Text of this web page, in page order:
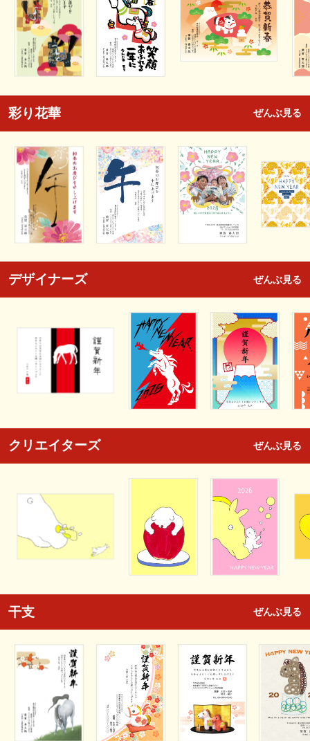
彩り花華 ぜんぶ見る
デザイナーズ ぜんぶ見る
クリエイターズ ぜんぶ見る
干支 ぜんぶ見る